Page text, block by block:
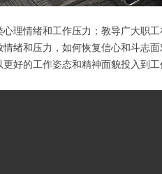
理情绪和工作压力；教导广大职
绪和压力，如何恢复信心和斗志
好的工作姿态和精神面貌投入到工